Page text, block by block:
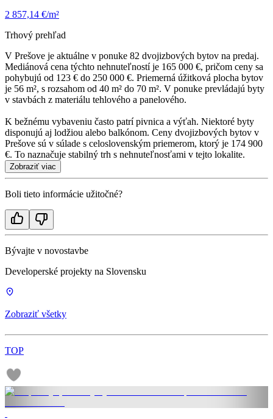
2 857,14 €/m²
Trhový prehľad
V Prešove je aktuálne v ponuke 82 dvojizbových bytov na predaj.
Mediánová cena týchto nehnuteľností je 165 000 €, pričom ceny sa
pohybujú od 123 € do 250 000 €. Priemerná úžitková plocha bytov
je 56 m², s rozsahom od 40 m² do 70 m². V ponuke prevládajú byty
v stavbách z materiálu tehlového a panelového.
K bežnému vybaveniu často patrí pivnica a výťah. Niektoré byty
disponujú aj lodžiou alebo balkónom. Ceny dvojizbových bytov v
Prešove sú v súlade s celoslovenským priemerom, ktorý je 174 900
€. To naznačuje stabilný trh s nehnuteľnosťami v tejto lokalite.
Zobraziť viac
Boli tieto informácie užitočné?
Bývajte v novostavbe
Developerské projekty na Slovensku
Zobraziť všetky
TOP